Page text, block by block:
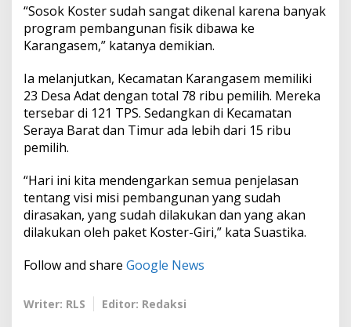
“Sosok Koster sudah sangat dikenal karena banyak
program pembangunan fisik dibawa ke
Karangasem,” katanya demikian.
Ia melanjutkan, Kecamatan Karangasem memiliki
23 Desa Adat dengan total 78 ribu pemilih. Mereka
tersebar di 121 TPS. Sedangkan di Kecamatan
Seraya Barat dan Timur ada lebih dari 15 ribu
pemilih.
“Hari ini kita mendengarkan semua penjelasan
tentang visi misi pembangunan yang sudah
dirasakan, yang sudah dilakukan dan yang akan
dilakukan oleh paket Koster-Giri,” kata Suastika.
Follow and share Google News
Writer: RLS Editor: Redaksi